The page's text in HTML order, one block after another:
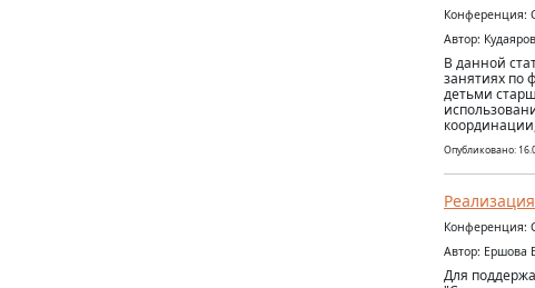
Конференция:
Автор:
В данной
занятиях по
детьми
Опубликовано:
Конференция:
Автор: Ершова
Для